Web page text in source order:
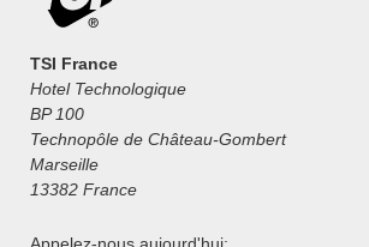
TSI France
Hotel Technologique
BP 100
Technopôle de Château-Gombert
Marseille
13382 France